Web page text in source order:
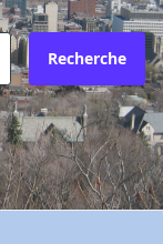
Recherche